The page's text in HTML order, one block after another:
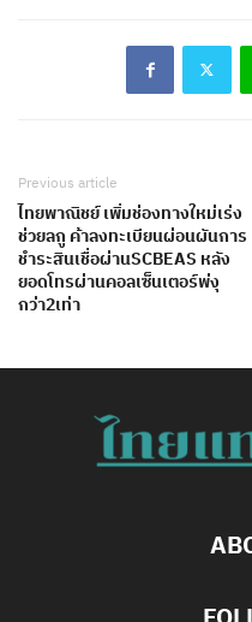
Previous article
ไทยพาณิชย์ เพิ่มช่องทางใหม่เร่ง
ช่วยลกู ค้าลงทะเบียนผ่อนผันการ
ชำระสินเชื่อผ่านSCBEAS หลัง
ยอดโทรผ่านคอลเซ็นเตอร์พ่งุ
กว่า2เท่า